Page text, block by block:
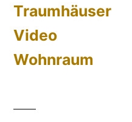
Traumhäuser
Video
Wohnraum